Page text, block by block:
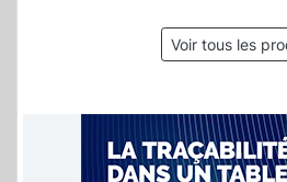
Voir tous les